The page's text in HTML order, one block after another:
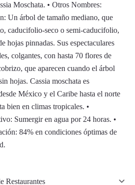
Moschata. • Otros Nombres:
Un árbol de tamaño mediano, que
caducifolio-seco o semi-caducifolio,
hojas pinnadas. Sus espectaculares
colgantes, con hasta 70 flores de
que aparecen cuando el árbol
hojas. Cassia moschata es
México y el Caribe hasta el norte
bien en climas tropicales. •
Sumergir en agua por 24 horas. •
84% en condiciones óptimas de
Restaurantes